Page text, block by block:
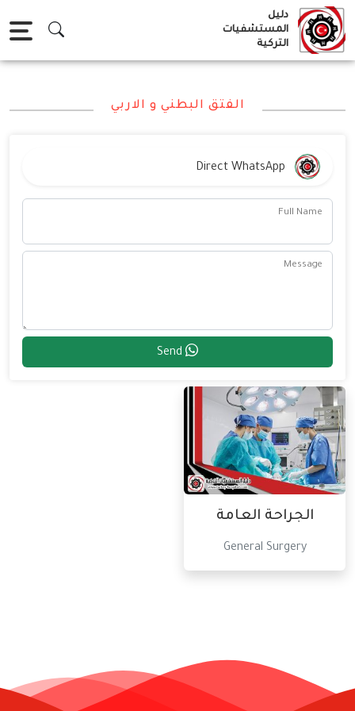
Skip
content
دليل
المستشفيات
التركية
الفتق البطني و الاربي
Full Name
Message
الجراحة العامة
General Surgery